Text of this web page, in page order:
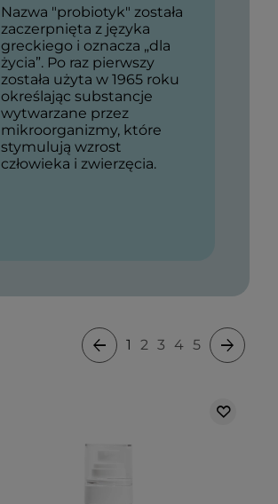
Nazwa "probiotyk" została
zaczerpnięta z języka
greckiego i oznacza „dla
życia”. Po raz pierwszy
została użyta w 1965 roku
określając substancje
wytwarzane przez
mikroorganizmy, które
stymulują wzrost
człowieka i zwierzęcia.
1 2 3 4 5